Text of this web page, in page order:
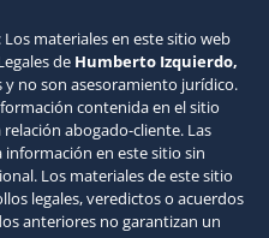
Los materiales en este sitio web
de Humberto Izquierdo,
no son asesoramiento jurídico.
contenida en el sitio
abogado-cliente. Las
en este sitio sin
Los materiales de este sitio
legales, veredictos o acuerdos
anteriores no garantizan un